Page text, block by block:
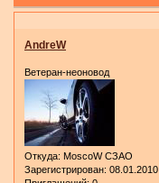
AndreW
Ветеран-неоновод
Откуда: MoscoW CЗАО
Зарегистрирован: 08.01.2010